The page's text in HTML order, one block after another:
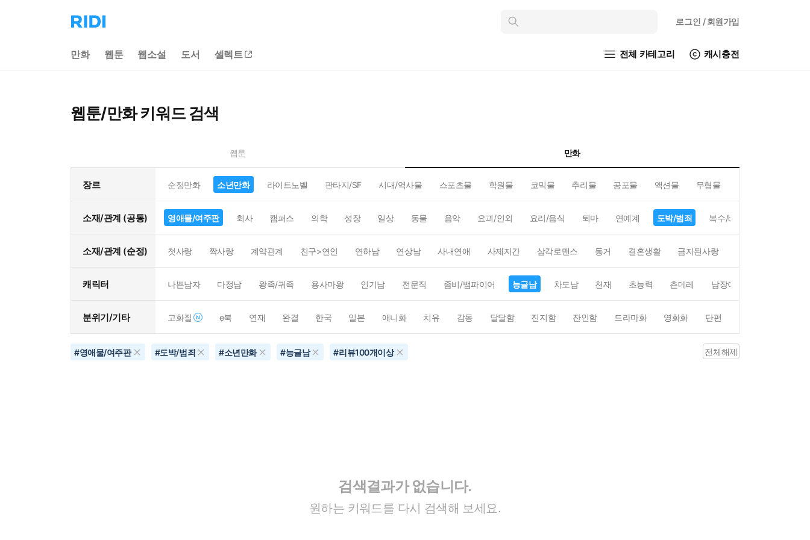
리
디
으
인
로그인 / 회원가입
만화 웹툰 웹소설 도서 셀렉트 전체 카테고리 캐시충전
웹툰/만화 키워드 검색
웹툰 만화
장르 순정만화 소년만화 라이트노벨 판타지/SF 시대/역사물 스포츠물 학원물 코믹물 추리물 공포물 액션물 무협물
소재/관계 (공통) 영애물/여주판 회사 캠퍼스 의학 성장 일상 동물 음악 요괴/인외 요리/음식 퇴마 연예계 도박/범죄 복수/배신
소재/관계 (순정) 첫사랑 짝사랑 계약관계 친구>연인 연하남 연상남 사내연애 사제지간 삼각로맨스 동거 결혼생활 금지된사랑
캐릭터 나쁜남자 다정남 왕족/귀족 용사마왕 인기남 전문직 좀비/뱀파이어 능글남 차도남 천재 초능력 츤데레 남장여자
분위기/기타 고화질 e북 연재 완결 한국 일본 애니화 치유 감동 달달함 진지함 잔인함 드라마화 영화화 단편
#영애물/여주판 #도박/범죄 #소년만화 #능글남 #리뷰100개이상 전체해제
검색결과가 없습니다.
원하는 키워드를 다시 검색해 보세요.